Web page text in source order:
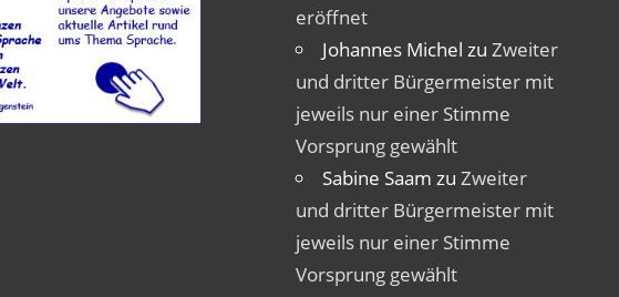
eröffnet
Johannes Michel zu Zweiter
und dritter Bürgermeister mit
jeweils nur einer Stimme
Vorsprung gewählt
Sabine Saam zu Zweiter
und dritter Bürgermeister mit
jeweils nur einer Stimme
Vorsprung gewählt